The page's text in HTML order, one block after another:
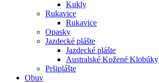
Kukly
Rukavice
Rukavice
Opasky
Jazdecké plášte
Jazdecké plášte
Australské Kožené Klobúky
Pršiplášte
Obuv